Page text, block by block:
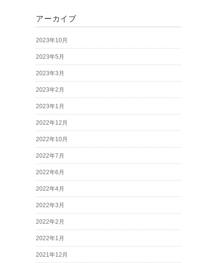
アーカイブ
2023年10月
2023年5月
2023年3月
2023年2月
2023年1月
2022年12月
2022年10月
2022年7月
2022年6月
2022年4月
2022年3月
2022年2月
2022年1月
2021年12月